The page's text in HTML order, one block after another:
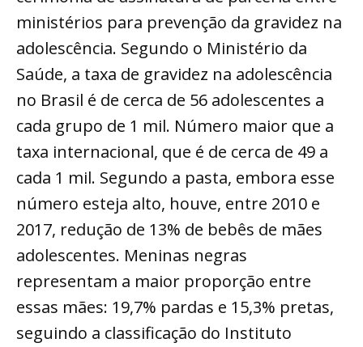
ministérios para prevenção da gravidez na
adolescência. Segundo o Ministério da
Saúde, a taxa de gravidez na adolescência
no Brasil é de cerca de 56 adolescentes a
cada grupo de 1 mil. Número maior que a
taxa internacional, que é de cerca de 49 a
cada 1 mil. Segundo a pasta, embora esse
número esteja alto, houve, entre 2010 e
2017, redução de 13% de bebês de mães
adolescentes. Meninas negras
representam a maior proporção entre
essas mães: 19,7% pardas e 15,3% pretas,
seguindo a classificação do Instituto